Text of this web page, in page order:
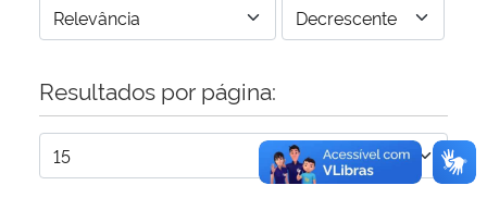
Gabinete de Segurança Institucional
Advocacia-Geral da União
Banco Central do Brasil
Resultados por página: